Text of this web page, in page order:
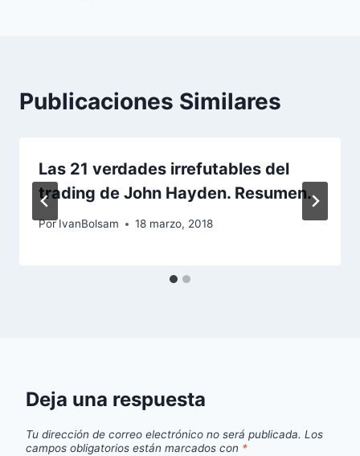
Publicaciones Similares
Las 21 verdades irrefutables del
trading de John Hayden. Resumen.
Por IvanBolsam 18 marzo, 2018
Deja una respuesta
Tu dirección de correo electrónico no será publicada. Los
campos obligatorios están marcados con *